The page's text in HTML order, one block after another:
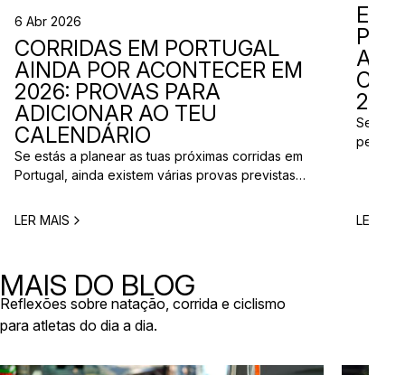
6 Abr 2026
CORRIDAS EM PORTUGAL
AINDA POR ACONTECER EM
2026: PROVAS PARA
ADICIONAR AO TEU
CALENDÁRIO
Se estás a planear as tuas próximas corridas em
Portugal, ainda existem várias provas previstas
urbanas, eventos solidários e provas em
acontecer em 2026 e que […]
LER MAIS
Se
perto
LER
MAIS DO BLOG
Reflexões sobre natação, corrida e ciclismo
para atletas do dia a dia.